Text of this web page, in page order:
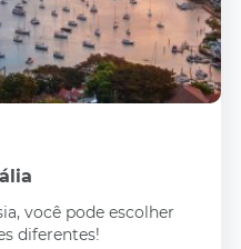
você pode escolher
diferentes!